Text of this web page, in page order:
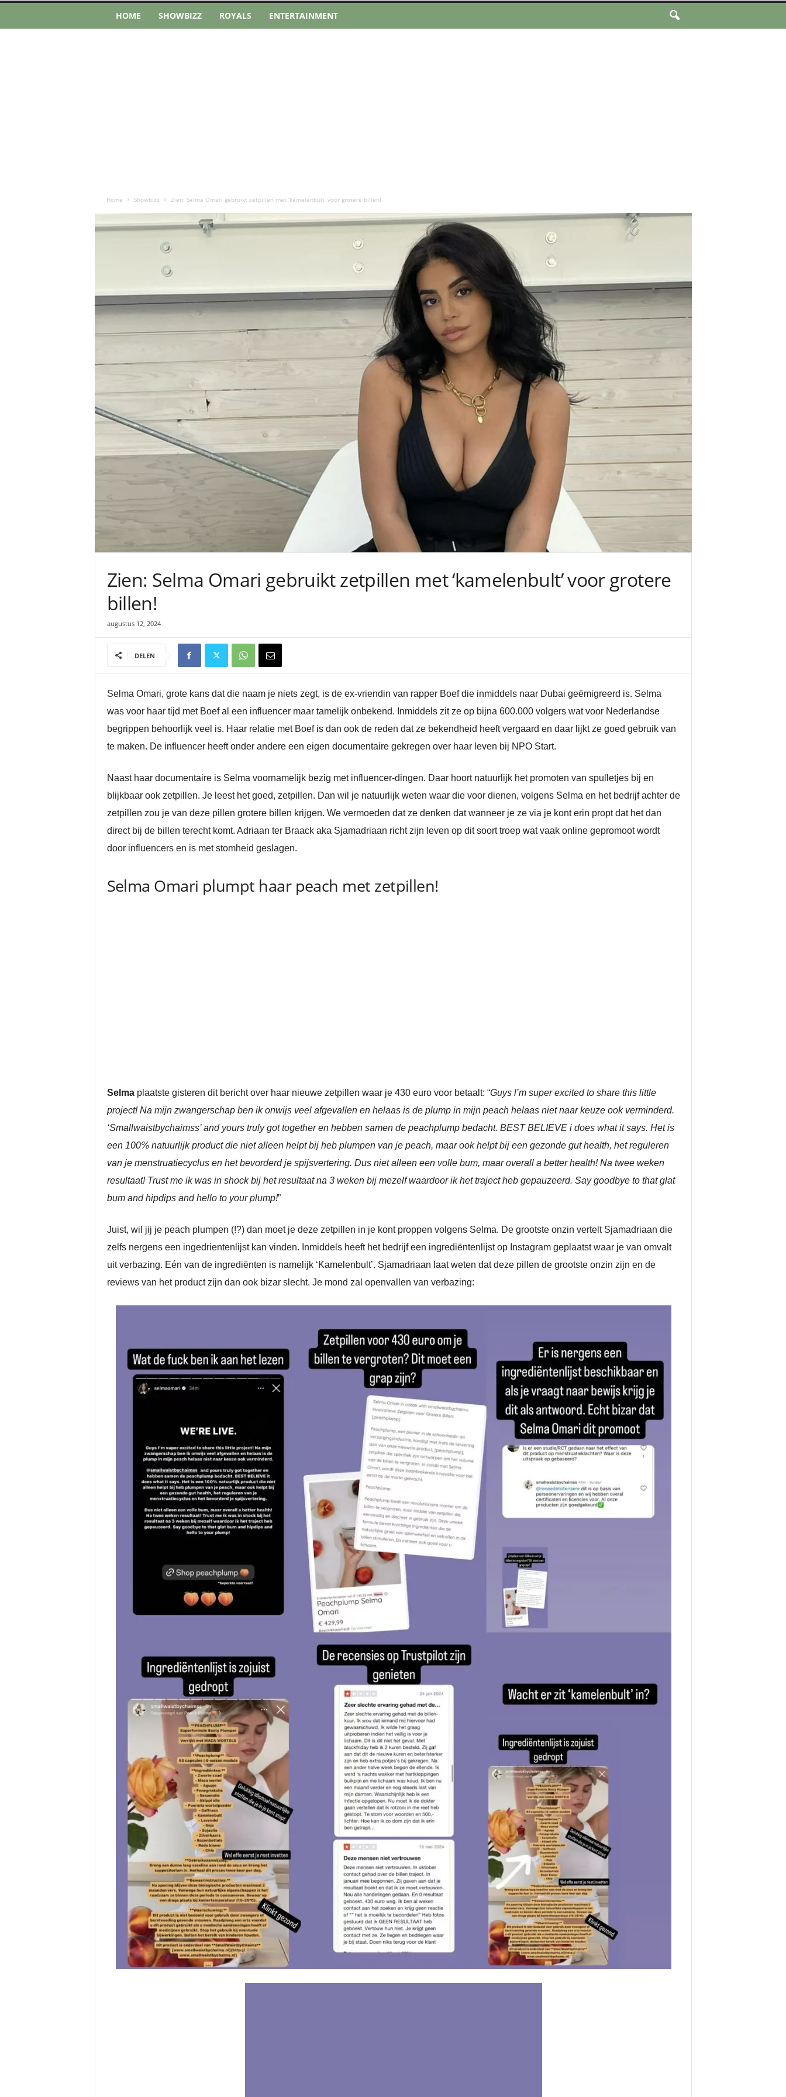
HOME SHOWBIZZ ROYALS ENTERTAINMENT
Home Showbizz Zien: Selma Omari gebruikt zetpillen met ‘kamelenbult’ voor grotere billen!
Zien: Selma Omari gebruikt zetpillen met ‘kamelenbult’ voor grotere
billen!
augustus 12, 2024
DELEN
Selma Omari, grote kans dat die naam je niets zegt, is de ex-vriendin van rapper Boef die inmiddels naar Dubai geëmigreerd is. Selma
was voor haar tijd met Boef al een influencer maar tamelijk onbekend. Inmiddels zit ze op bijna 600.000 volgers wat voor Nederlandse
begrippen behoorlijk veel is. Haar relatie met Boef is dan ook de reden dat ze bekendheid heeft vergaard en daar lijkt ze goed gebruik van
te maken. De influencer heeft onder andere een eigen documentaire gekregen over haar leven bij NPO Start.
Naast haar documentaire is Selma voornamelijk bezig met influencer-dingen. Daar hoort natuurlijk het promoten van spulletjes bij en
blijkbaar ook zetpillen. Je leest het goed, zetpillen. Dan wil je natuurlijk weten waar die voor dienen, volgens Selma en het bedrijf achter de
zetpillen zou je van deze pillen grotere billen krijgen. We vermoeden dat ze denken dat wanneer je ze via je kont erin propt dat het dan
direct bij de billen terecht komt. Adriaan ter Braack aka Sjamadriaan richt zijn leven op dit soort troep wat vaak online gepromoot wordt
door influencers en is met stomheid geslagen.
Selma Omari plumpt haar peach met zetpillen!
Selma plaatste gisteren dit bericht over haar nieuwe zetpillen waar je 430 euro voor betaalt: “Guys l’m super excited to share this little
project! Na mijn zwangerschap ben ik onwijs veel afgevallen en helaas is de plump in mijn peach helaas niet naar keuze ook verminderd.
‘Smallwaistbychaimss’ and yours truly got together en hebben samen de peachplump bedacht. BEST BELIEVE i does what it says. Het is
een 100% natuurlijk product die niet alleen helpt bij heb plumpen van je peach, maar ook helpt bij een gezonde gut health, het reguleren
van je menstruatiecyclus en het bevorderd je spijsvertering. Dus niet alleen een volle bum, maar overall a better health! Na twee weken
resultaat! Trust me ik was in shock bij het resultaat na 3 weken bij mezelf waardoor ik het traject heb gepauzeerd. Say goodbye to that glat
bum and hipdips and hello to your plump!”
Juist, wil jij je peach plumpen (!?) dan moet je deze zetpillen in je kont proppen volgens Selma. De grootste onzin vertelt Sjamadriaan die
zelfs nergens een ingedrientenlijst kan vinden. Inmiddels heeft het bedrijf een ingrediëntenlijst op Instagram geplaatst waar je van omvalt
uit verbazing. Eén van de ingrediënten is namelijk ‘Kamelenbult’. Sjamadriaan laat weten dat deze pillen de grootste onzin zijn en de
reviews van het product zijn dan ook bizar slecht. Je mond zal openvallen van verbazing: